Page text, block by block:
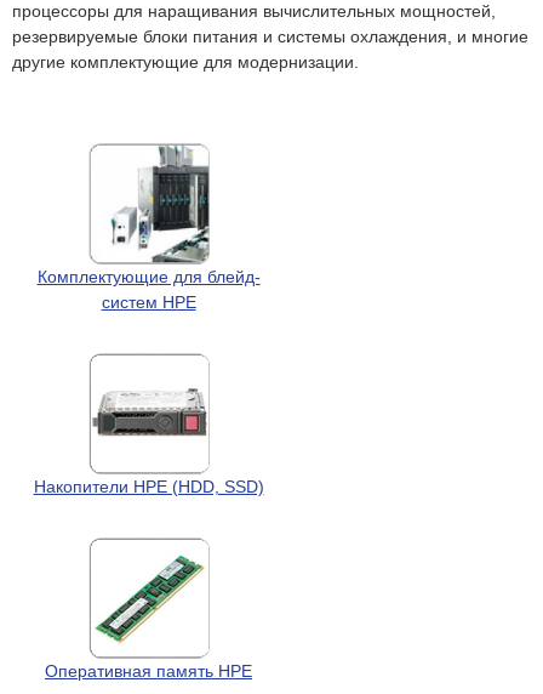
процессоры для наращивания вычислительных мощностей,
резервируемые блоки питания и системы охлаждения, и многие
другие комплектующие для модернизации.
Комплектующие для блейд-
систем HPE
Накопители HPE (HDD, SSD)
Оперативная память HPE